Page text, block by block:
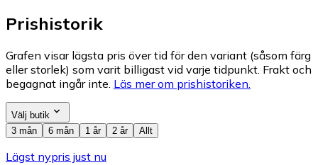
Prishistorik
Grafen visar lägsta pris över tid för den variant (såsom färg
eller storlek) som varit billigast vid varje tidpunkt. Frakt och
begagnat ingår inte. Läs mer om prishistoriken.
Välj butik
3 mån
6 mån 1 år 2 år Allt
Lägst nypris just nu